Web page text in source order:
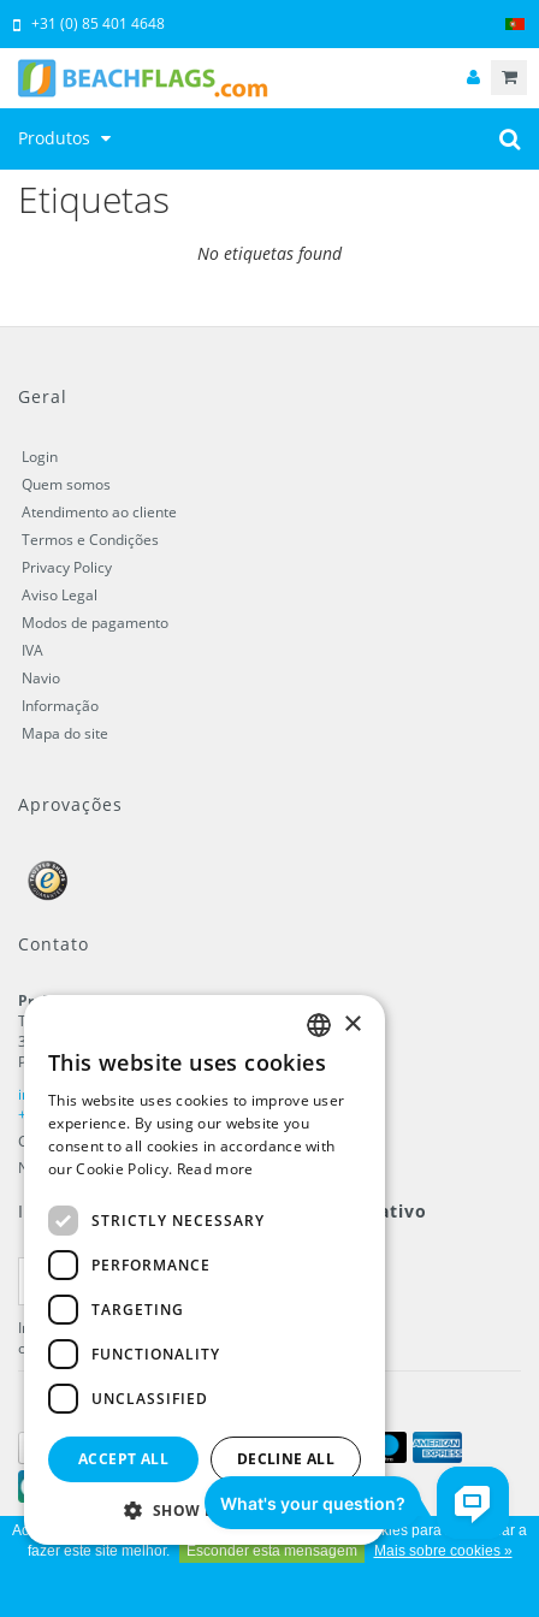
Produtos
+31 (0) 85 401 4648
Etiquetas
No etiquetas found
Geral
Login
Quem somos
Atendimento ao cliente
Termos e Condições
Privacy Policy
Aviso Legal
Modos de pagamento
IVA
Navio
Informação
Mapa do site
Aprovações
Contato
ProFlags B.V.
Tilbury 8
3897 AC
Países Baixos
info@beachflags.com
+31 (0) 85 401 4648
Câmara do Comércio: 92559840
Número de Contribuinte: NL866099657B01
Inscreva-se para nosso boletim informativo
Inscreva-se e receba as últimas novidades e
ofertas!
© Copyright 2026 Beachflags.com - Parte daProFlags BV
Ao utilizar o nosso site, você concorda com o uso de cookies para nos ajudar a
fazer este site melhor.
Esconder esta mensagem Mais sobre cookies »
ENGLISH
DUTCH
GERMAN
×
This website uses cookies
This website uses cookies to improve user
experience. By using our website you
consent to all cookies in accordance with
our Cookie Policy. Read more
STRICTLY NECESSARY
PERFORMANCE
TARGETING
FUNCTIONALITY
UNCLASSIFIED
ACCEPT ALL DECLINE ALL
SHOW DETAILS